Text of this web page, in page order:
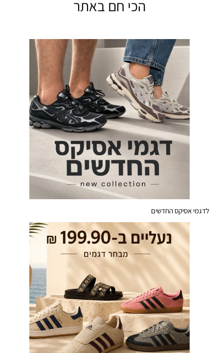
הכי חם באתר
לדגמי אסיקס החדשים